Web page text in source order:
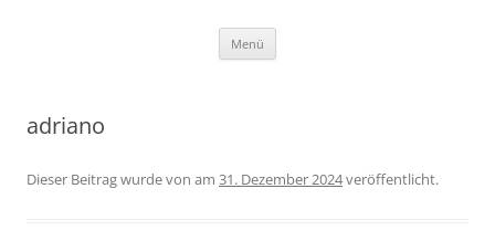
Menü
adriano
Dieser Beitrag wurdevon am 31. Dezember 2024veröffentlicht.